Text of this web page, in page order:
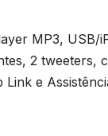
MP3,
2 tweeters,
e